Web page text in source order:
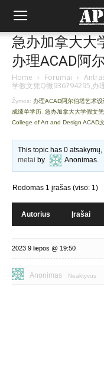
急办加拿大大
办理ACAD阿
Home › Forumai ›
学假文凭Q微936794295,办
Žymos: 办理ACAD阿尔伯塔艺术
成绩单学历 急办加拿大大学假文
College of Art and Design ACAD
This topic has 0
metai by Anonimas.
Rodomas 1 įrašas (viso: 1)
Autorius Įrašai
2023 9 liepos @ 19:50
Anonimas Neaktyvus